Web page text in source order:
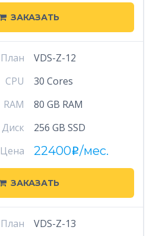
ЗАКАЗАТЬ
План
VDS-Z-12
CPU
30 Cores
RAM
80 GB RAM
Диск
256 GB SSD
Цена
22400i/мес.
ЗАКАЗАТЬ
План
VDS-Z-13